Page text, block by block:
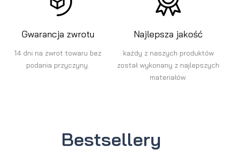
Gwarancja zwrotu
14 dni na zwrot towaru bez
podania przyczyny.
Najlepsza jakość
każdy z naszych produktów
został wykonany z najlepszych
materiałów.
Bestsellery